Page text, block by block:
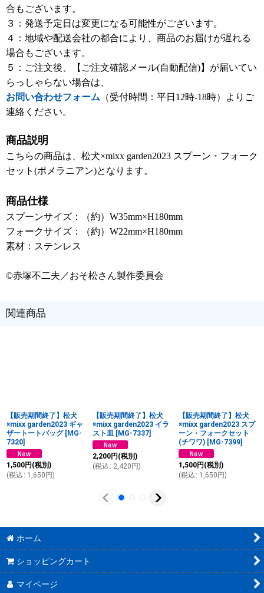
合もございます。
３：発送予定日は変更になる可能性がございます。
４：地域や配送会社の都合により、商品のお届けが遅れる
場合もございます。
５：ご注文後、【ご注文確認メール(自動配信)】が届いてい
らっしゃらない場合は、
お問い合わせフォーム （受付時間：平日12時-18時）よりご
連絡ください。
商品説明
こちらの商品は、松犬×mixx garden2023 スプーン・フォーク
セット(ポメラニアン)となります。
商品仕様
スプーンサイズ：（約）W35mm×H180mm
フォークサイズ：（約）W22mm×H180mm
素材：ステンレス
©赤塚不二夫／おそ松さん製作委員会
関連商品
【販売期間終了】松犬
×mixx garden2023 ギャ
ザートートバッグ [MG-
7320]
1,500円 (税別)
(税込 : 1,650 円)
【販売期間終了】松犬
×mixx garden2023 イラ
スト皿 [MG-7337]
2,200円 (税別)
(税込 : 2,420 円)
【販売期間終了】松犬
×mixx garden2023 スプ
ーン・フォークセット
(チワワ) [MG-7399]
1,500円 (税別)
(税込 : 1,650 円)
ホーム
ショッピングカート
マイページ